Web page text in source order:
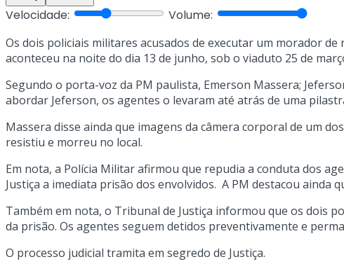
Velocidade: Volume:
Os dois policiais militares acusados de executar um morador
aconteceu na noite do dia 13 de junho, sob o viaduto 25 de
Segundo o porta-voz da PM paulista, Emerson Massera;
abordar Jeferson, os agentes o levaram até atrás de uma
Massera disse ainda que imagens da câmera corporal de um
resistiu e morreu no local.
Em nota, a Polícia Militar afirmou que repudia a conduta dos
Justiça a imediata prisão dos envolvidos. A PM destacou
Também em nota, o Tribunal de Justiça informou que os dois
da prisão. Os agentes seguem detidos preventivamente e
O processo judicial tramita em segredo de Justiça.